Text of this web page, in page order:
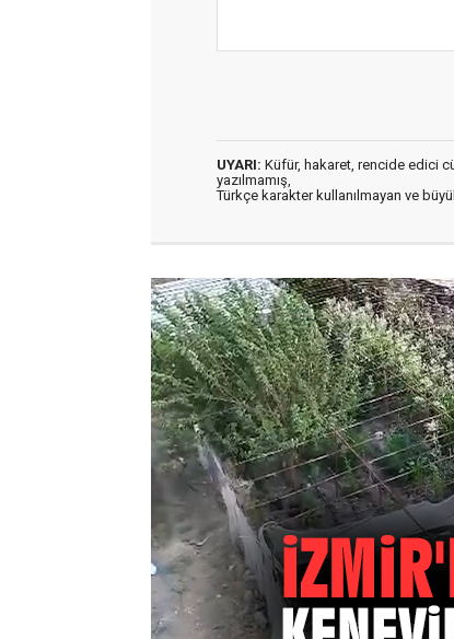
UYARI: Küfür, hakaret, rencide edici
yazılmamış,
Türkçe karakter kullanılmayan ve